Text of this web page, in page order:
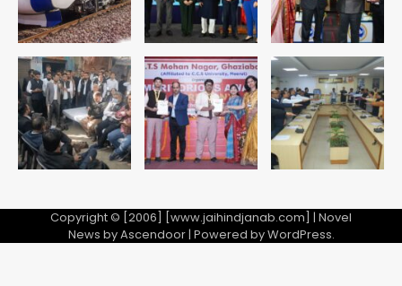
Copyright © [2006] [www.jaihindjanab.com] | Novel
News byAscendoor| Powered byWordPress.